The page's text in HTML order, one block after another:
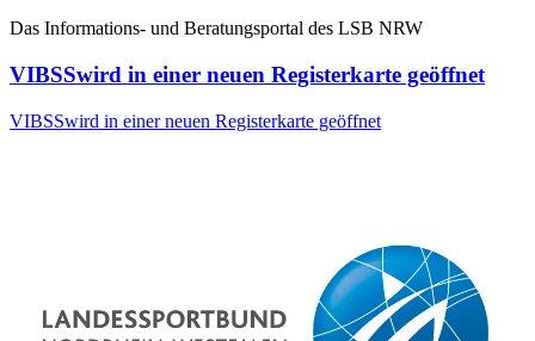
Das Informations- und Beratungsportal des LSB NRW
VIBSSwird in einer neuen Registerkarte geöffnet
VIBSSwird in einer neuen Registerkarte geöffnet